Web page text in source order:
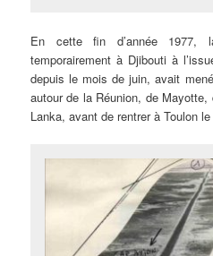
En cette fin d’année 1977,
temporairement à Djibouti à
depuis le mois de juin, avait
autour de la Réunion, de Mayotte,
Lanka, avant de rentrer à Toulon